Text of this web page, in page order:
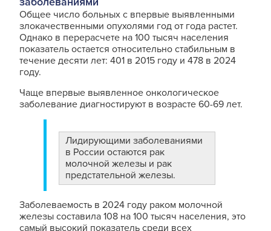
Общее число больных с впервые выявленными
злокачественными опухолями год от года растет.
Однако в перерасчете на 100 тысяч населения
показатель остается относительно стабильным в
течение десяти лет: 401 в 2015 году и 478 в 2024
году.
Чаще впервые выявленное онкологическое
заболевание диагностируют в возрасте 60-69 лет.
Лидирующими заболеваниями
в России остаются рак
молочной железы и рак
предстательной железы.
Заболеваемость в 2024 году раком молочной
железы составила 108 на 100 тысяч населения, это
самый высокий показатель среди всех